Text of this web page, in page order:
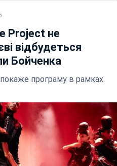
Project не
відбудеться
Бойченка
програму в рамках